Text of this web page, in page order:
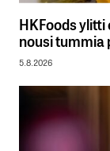
HKFoods
nousi tummia
5.8.2026